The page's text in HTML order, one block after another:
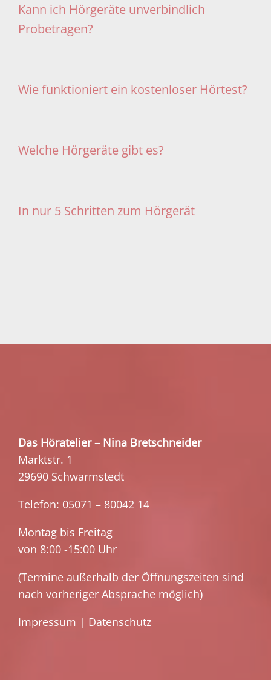
Kann ich Hörgeräte unverbindlich
Probetragen?
Wie funktioniert ein kostenloser Hörtest?
Welche Hörgeräte gibt es?
In nur 5 Schritten zum Hörgerät
Das Höratelier – Nina Bretschneider
Marktstr. 1
29690 Schwarmstedt
Telefon: 05071 – 80042 14
Montag bis Freitag
von 8:00 -15:00 Uhr
(Termine außerhalb der Öffnungszeiten sind
nach vorheriger Absprache möglich)
Impressum | Datenschutz